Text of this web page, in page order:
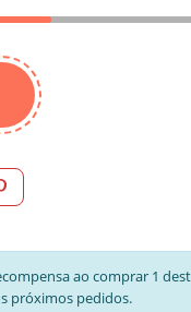
ao comprar 1
próximos pedidos.